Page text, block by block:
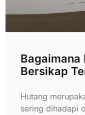
Bagaimana
Bersikap
Hutang
sering dihadapi